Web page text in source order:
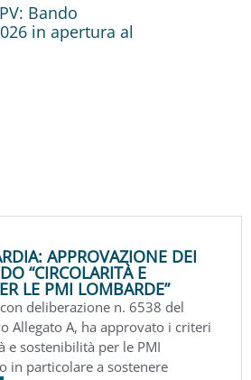
Bando
in apertura al
APPROVAZIONE DEI
“CIRCOLARITÀ E
LE PMI LOMBARDE”
deliberazione n. 6538 del
Allegato A, ha approvato i criteri
e sostenibilità per le PMI
in particolare a sostenere